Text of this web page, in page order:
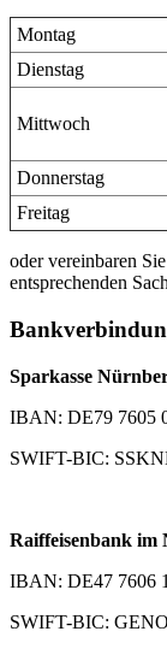
Montag
Dienstag
Mittwoch
Donnerstag
Freitag
oder vereinbaren
entsprechenden
Sparkasse
IBAN: DE79 7605
SWIFT-BIC:
Raiffeisenbank im
IBAN: DE47 7606
SWIFT-BIC: